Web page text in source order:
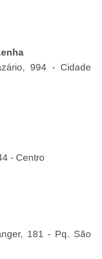
994 - Cidade
- Centro
181 - Pq. São